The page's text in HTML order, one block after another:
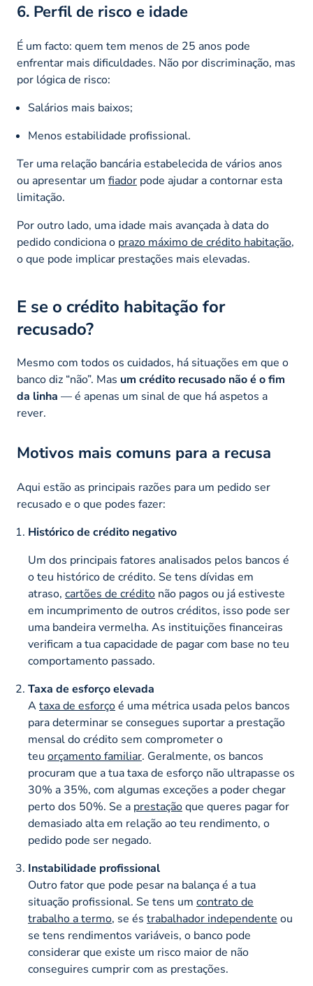
6. Perfil de risco e idade
É um facto: quem tem menos de 25 anos pode
enfrentar mais dificuldades. Não por discriminação, mas
por lógica de risco:
Salários mais baixos;
Menos estabilidade profissional.
Ter uma relação bancária estabelecida de vários anos
ou apresentar um fiador pode ajudar a contornar esta
limitação.
Por outro lado, uma idade mais avançada à data do
pedido condiciona o prazo máximo de crédito habitação,
o que pode implicar prestações mais elevadas.
E se o crédito habitação for
recusado?
Mesmo com todos os cuidados, há situações em que o
banco diz “não”. Mas um crédito recusado não é o fim
da linha — é apenas um sinal de que há aspetos a
rever.
Motivos mais comuns para a recusa
Aqui estão as principais razões para um pedido ser
recusado e o que podes fazer:
Histórico de crédito negativo
Um dos principais fatores analisados pelos bancos é
o teu histórico de crédito. Se tens dívidas em
atraso, cartões de crédito não pagos ou já estiveste
em incumprimento de outros créditos, isso pode ser
uma bandeira vermelha. As instituições financeiras
verificam a tua capacidade de pagar com base no teu
comportamento passado.
Taxa de esforço elevada
Ataxa de esforçoé uma métrica usada pelos bancos
para determinar se consegues suportar a prestação
mensal do crédito sem comprometer o
teu orçamento familiar. Geralmente, os bancos
procuram que a tua taxa de esforço não ultrapasse os
30% a 35%, com algumas exceções a poder chegar
perto dos 50%. Se a prestaçãoque queres pagar for
demasiado alta em relação ao teu rendimento, o
pedido pode ser negado.
Instabilidade profissional
Outro fator que pode pesar na balança é a tua
situação profissional. Se tens um contrato de
trabalho a termo, se és trabalhador independente ou
se tens rendimentos variáveis, o banco pode
considerar que existe um risco maior de não
conseguires cumprir com as prestações.